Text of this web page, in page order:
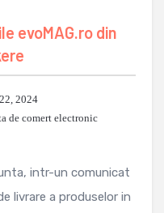
evoMAG.ro din
2024
de comert electronic
intr-un comunicat
livrare a produselor in